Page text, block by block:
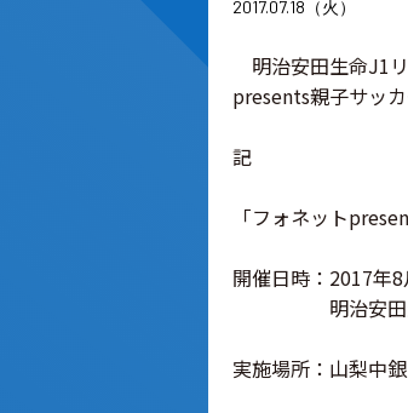
2017.07.18（火）
明治安田生命J1
presents親子サッ
記
「フォネット
開催日時：2017
明治安田生命
実施場所：山梨中